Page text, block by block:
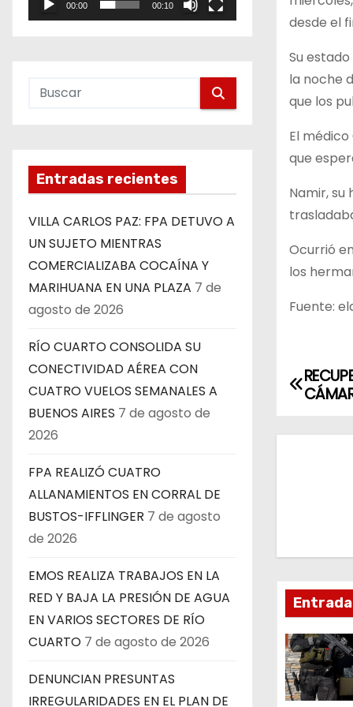
00:00 00:10
Entradas recientes
VILLA CARLOS PAZ: FPA DETUVO A
UN SUJETO MIENTRAS
COMERCIALIZABA COCAÍNA Y
MARIHUANA EN UNA PLAZA 7 de
agosto de 2026
RÍO CUARTO CONSOLIDA SU
CONECTIVIDAD AÉREA CON
CUATRO VUELOS SEMANALES A
BUENOS AIRES 7 de agosto de
2026
FPA REALIZÓ CUATRO
ALLANAMIENTOS EN CORRAL DE
BUSTOS-IFFLINGER 7 de agosto
de 2026
EMOS REALIZA TRABAJOS EN LA
RED Y BAJA LA PRESIÓN DE AGUA
EN VARIOS SECTORES DE RÍO
CUARTO 7 de agosto de 2026
DENUNCIAN PRESUNTAS
IRREGULARIDADES EN EL PLAN DE
desde el
Su
la noche
que los
El
que
Namir, su
Ocurrió
los
Fuente:
N
c
i
ó
n